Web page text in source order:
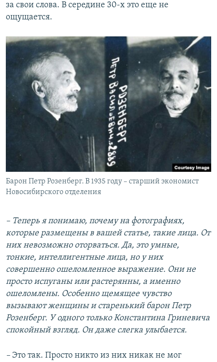
за свои слова. В середине 30-х это еще не
ощущается.
Барон Петр Розенберг. В 1935 году – старший экономист
Новосибирского отделения
– Теперь я понимаю, почему на фотографиях,
которые размещены в вашей статье, такие лица. От
них невозможно оторваться. Да, это умные,
тонкие, интеллигентные лица, но у них
совершенно ошеломленное выражение. Они не
просто испуганы или растерянны, а именно
ошеломлены. Особенно щемящее чувство
вызывают женщины и старенький барон Петр
Розенберг. У одного только Константина Гриневича
спокойный взгляд. Он даже слегка улыбается.
– Это так. Просто никто из них никак не мог